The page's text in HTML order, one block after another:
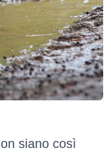
siano così